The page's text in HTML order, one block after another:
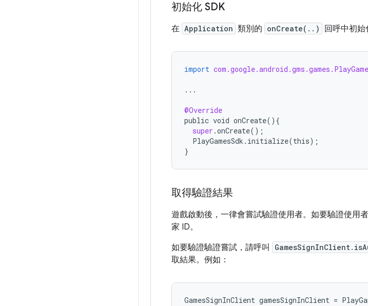
初始化 SDK
在 Application 類別的 onCreate(..) 回呼中初始
import
...
@Override
public void onCreate(){
super .onCreate();
PlayGamesSdk . initialize(this);
}
取得驗證結果
遊戲啟動後，一律會嘗試驗證使用者。如要驗證使用
家 ID。
如要驗證驗證嘗試，請呼叫
取結果。例如：
GamesSignInClient gamesSignInClient =